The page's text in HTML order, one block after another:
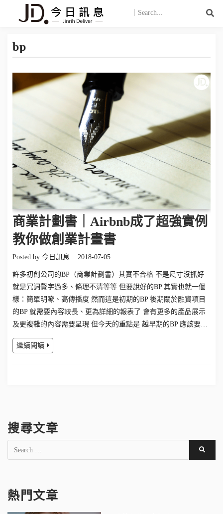
bp
商業計劃書｜Airbnb成了超強實例
教你做創業計畫書
Posted by 今日訊息 2018-07-05
許多初創公司的BP（商業計劃書）其實不合格 不是尺寸沒抓好
就是冗詞贅字過多、條理不清等等 但要說好的BP 其實也就一個
樣：簡單明瞭、高傳播度 然而這是初期的BP 後期關於融資項目
的BP 就需要內容較長、更為詳細的報表了 會有更多的產品展示
及更複雜的內容需要呈現 但今天的重點是 越早期的BP 應該要…
繼續閱讀
搜尋文章
熱門文章